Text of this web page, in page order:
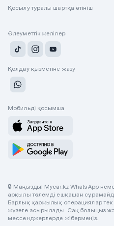
Қосылу туралы шартқа өтініш
Әлеуметтік желілер
Қолдау қызметіне жазу
Мобильді қосымша
🔒 Маңызды! Mycar.kz WhatsApp
арқылы төлемді ешқашан
Барлық қаржылық операциялар
жүзеге асырылады. Сақ болыңыз
мессенджерлерде жібермеңіз.